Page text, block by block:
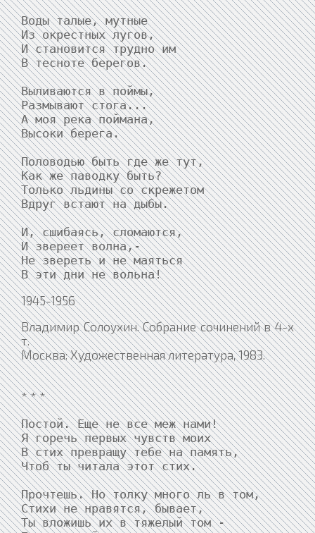
Воды талые, мутные
Из окрестных лугов,
И становится трудно им
В тесноте берегов.
Выливаются в поймы,
Размывают стога...
А моя река поймана,
Высоки берега.
Половодью быть где же тут,
Как же паводку быть?
Только льдины со скрежетом
Вдруг встают на дыбы.
И, сшибаясь, сломаются,
И звереет волна,-
Не звереть и не маяться
В эти дни не вольна!
1945-1956
Владимир Солоухин. Собрание сочинений в 4-х
т.
Москва: Художественная литература, 1983.
* * *
Постой. Еще не все меж нами!
Я горечь первых чувств моих
В стих превращу тебе на память,
Чтоб ты читала этот стих.
Прочтешь. Но толку много ль в том,
Стихи не нравятся, бывает,
Ты вложишь их в тяжелый том -